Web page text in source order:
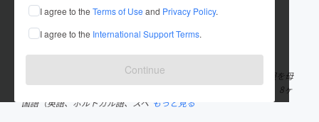
I agree to the Terms of Use and Privacy Policy.
I agree to the International Support Terms.
Continue
これまでに1件のプロジェクトを投稿しています
在住国：日本 現在地：愛知県
出身国：日本 出身地：未設定
JAPAN PLUSは、訪日外国人旅行者や在日外国人が日本製品の情報を母
国語で確認・理解できる無料電話アプリ（ANDROID / IOS）です。 8ヶ
国語（英語、ポルトガル語、スペ もっと見る